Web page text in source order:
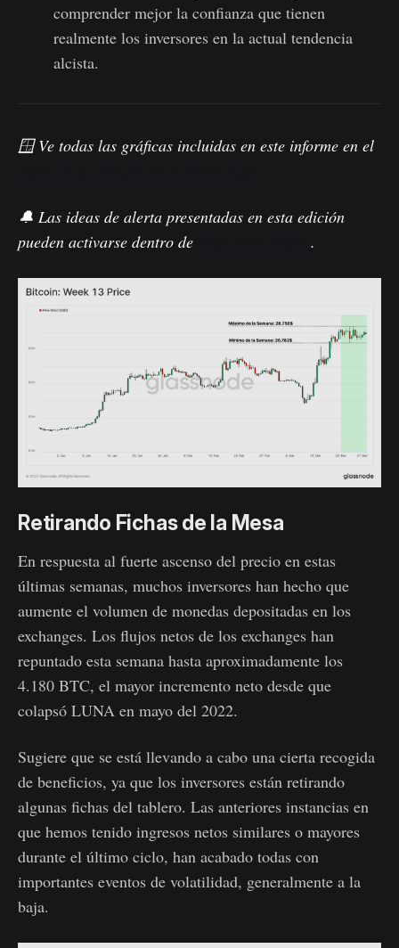
comprender mejor la confianza que tienen
realmente los inversores en la actual tendencia
alcista.
🪟 Ve todas las gráficas incluidas en este informe en el
🔔 Las ideas de alerta presentadas en esta edición
pueden activarse dentro de
.
Retirando Fichas de la Mesa
En respuesta al fuerte ascenso del precio en estas
últimas semanas, muchos inversores han hecho que
aumente el volumen de monedas depositadas en los
exchanges. Los flujos netos de los exchanges han
repuntado esta semana hasta aproximadamente los
4.180 BTC, el mayor incremento neto desde que
colapsó LUNA en mayo del 2022.
Sugiere que se está llevando a cabo una cierta recogida
de beneficios, ya que los inversores están retirando
algunas fichas del tablero. Las anteriores instancias en
que hemos tenido ingresos netos similares o mayores
durante el último ciclo, han acabado todas con
importantes eventos de volatilidad, generalmente a la
baja.